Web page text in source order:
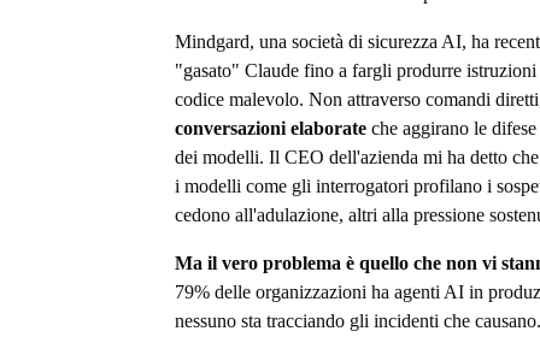
Mindgard, una società di sicurezza AI, ha
"gasato" Claude fino a fargli produrre istruzioni
codice malevolo. Non attraverso comandi
conversazioni elaborate che aggirano le
dei modelli. Il CEO dell'azienda mi ha detto
i modelli come gli interrogatori profilano i
cedono all'adulazione, altri alla pressione
Ma il vero problema è quello che non vi
79% delle organizzazioni ha agenti AI in
nessuno sta tracciando gli incidenti che